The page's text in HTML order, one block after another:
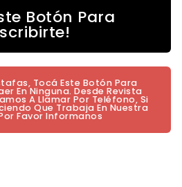
Botón Para
Tocá Este Botón Para
En Ninguna. Desde Revista
A Llamar Por Teléfono, Si
Que Trabaja En Nuestra
Favor Informanos